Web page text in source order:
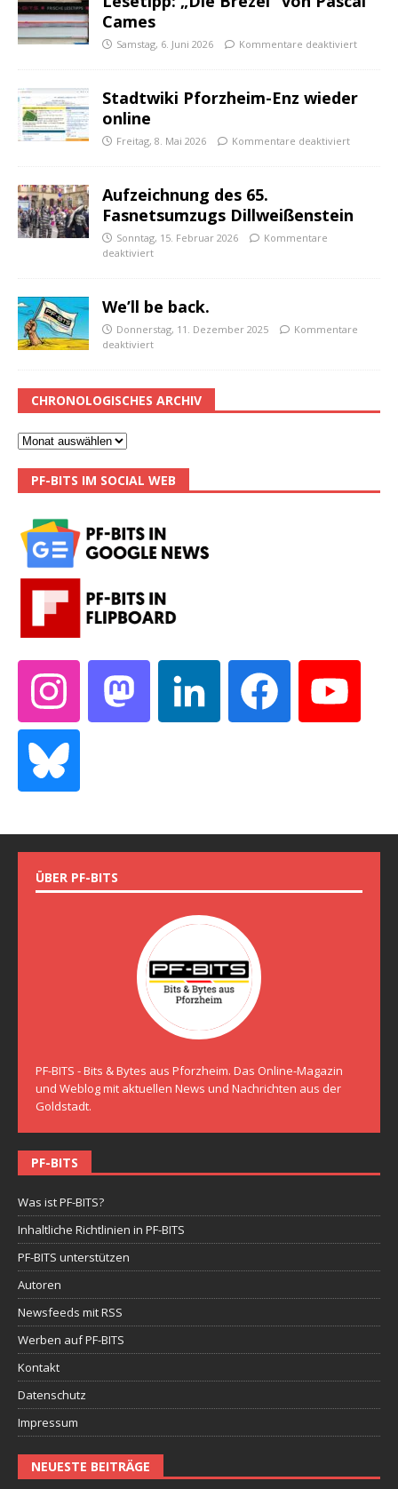
Cames
Samstag, 6. Juni 2026 Kommentare deaktiviert
Stadtwiki Pforzheim-Enz wieder
online
Freitag, 8. Mai 2026 Kommentare deaktiviert
Aufzeichnung des 65.
Fasnetsumzugs Dillweißenstein
Sonntag, 15. Februar 2026
Kommentare
deaktiviert
We’ll be back.
Donnerstag, 11. Dezember 2025
Kommentare
deaktiviert
CHRONOLOGISCHES ARCHIV
PF-BITS IM SOCIAL WEB
ÜBER PF-BITS
PF-BITS - Bits & Bytes aus Pforzheim. Das Online-Magazin
und Weblog mit aktuellen News und Nachrichten aus der
Goldstadt.
PF-BITS
Was ist PF-BITS?
Inhaltliche Richtlinien in PF-BITS
PF-BITS unterstützen
Autoren
Newsfeeds mit RSS
Werben auf PF-BITS
Kontakt
Datenschutz
Impressum
NEUESTE BEITRÄGE